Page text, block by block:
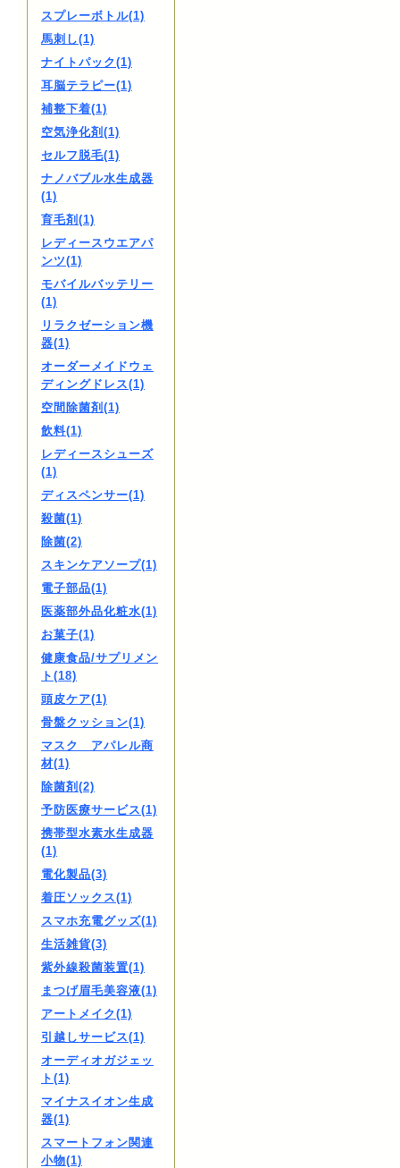
スプレーボトル(1)
馬刺し(1)
ナイトパック(1)
耳脳テラピー(1)
補整下着(1)
空気浄化剤(1)
セルフ脱毛(1)
ナノバブル水生成器
(1)
育毛剤(1)
レディースウエアパ
ンツ(1)
モバイルバッテリー
(1)
リラクゼーション機
器(1)
オーダーメイドウェ
ディングドレス(1)
空間除菌剤(1)
飲料(1)
レディースシューズ
(1)
ディスペンサー(1)
殺菌(1)
除菌(2)
スキンケアソープ(1)
電子部品(1)
医薬部外品化粧水(1)
お菓子(1)
健康食品/サプリメン
ト(18)
頭皮ケア(1)
骨盤クッション(1)
マスク アパレル商
材(1)
除菌剤(2)
予防医療サービス(1)
携帯型水素水生成器
(1)
電化製品(3)
着圧ソックス(1)
スマホ充電グッズ(1)
生活雑貨(3)
紫外線殺菌装置(1)
まつげ眉毛美容液(1)
アートメイク(1)
引越しサービス(1)
オーディオガジェッ
ト(1)
マイナスイオン生成
器(1)
スマートフォン関連
小物(1)